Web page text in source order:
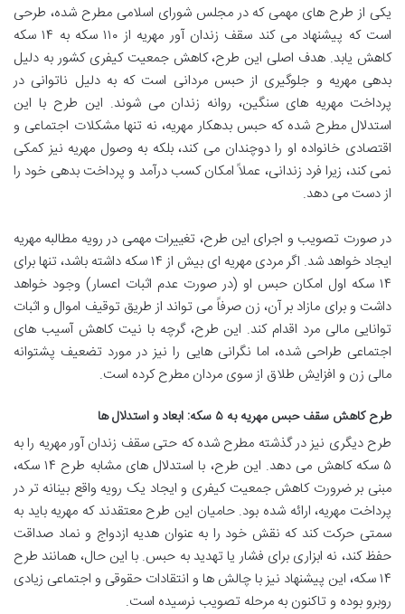
یکی از طرح های مهمی که در مجلس شورای اسلامی مطرح شده، طرحی
است که پیشنهاد می کند سقف زندان آور مهریه از ۱۱۰ سکه به ۱۴ سکه
کاهش یابد. هدف اصلی این طرح، کاهش جمعیت کیفری کشور به دلیل
بدهی مهریه و جلوگیری از حبس مردانی است که به دلیل ناتوانی در
پرداخت مهریه های سنگین، روانه زندان می شوند. این طرح با این
استدلال مطرح شده که حبس بدهکار مهریه، نه تنها مشکلات اجتماعی و
اقتصادی خانواده او را دوچندان می کند، بلکه به وصول مهریه نیز کمکی
نمی کند، زیرا فرد زندانی، عملاً امکان کسب درآمد و پرداخت بدهی خود را
از دست می دهد.
در صورت تصویب و اجرای این طرح، تغییرات مهمی در رویه مطالبه مهریه
ایجاد خواهد شد. اگر مردی مهریه ای بیش از ۱۴ سکه داشته باشد، تنها برای
۱۴ سکه اول امکان حبس او (در صورت عدم اثبات اعسار) وجود خواهد
داشت و برای مازاد بر آن، زن صرفاً می تواند از طریق توقیف اموال و اثبات
توانایی مالی مرد اقدام کند. این طرح، گرچه با نیت کاهش آسیب های
اجتماعی طراحی شده، اما نگرانی هایی را نیز در مورد تضعیف پشتوانه
مالی زن و افزایش طلاق از سوی مردان مطرح کرده است.
طرح کاهش سقف حبس مهریه به ۵ سکه: ابعاد و استدلال ها
طرح دیگری نیز در گذشته مطرح شده که حتی سقف زندان آور مهریه را به
۵ سکه کاهش می دهد. این طرح، با استدلال های مشابه طرح ۱۴ سکه،
مبنی بر ضرورت کاهش جمعیت کیفری و ایجاد یک رویه واقع بینانه تر در
پرداخت مهریه، ارائه شده بود. حامیان این طرح معتقدند که مهریه باید به
سمتی حرکت کند که نقش خود را به عنوان هدیه ازدواج و نماد صداقت
حفظ کند، نه ابزاری برای فشار یا تهدید به حبس. با این حال، همانند طرح
۱۴ سکه، این پیشنهاد نیز با چالش ها و انتقادات حقوقی و اجتماعی زیادی
روبرو بوده و تاکنون به مرحله تصویب نرسیده است.